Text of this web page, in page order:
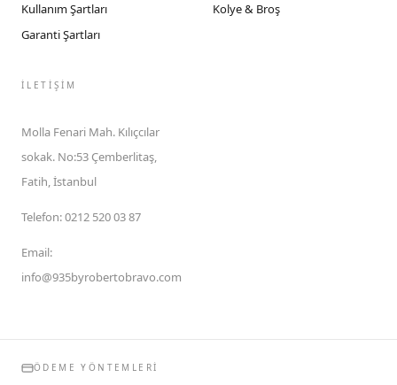
Kullanım Şartları
Garanti Şartları
Kolye & Broş
İLETIŞIM
Molla Fenari Mah. Kılıçcılar
sokak. No:53 Çemberlitaş,
Fatih, İstanbul
Telefon:0212 520 03 87
Email:
info@935byrobertobravo.com
ÖDEME YÖNTEMLERI